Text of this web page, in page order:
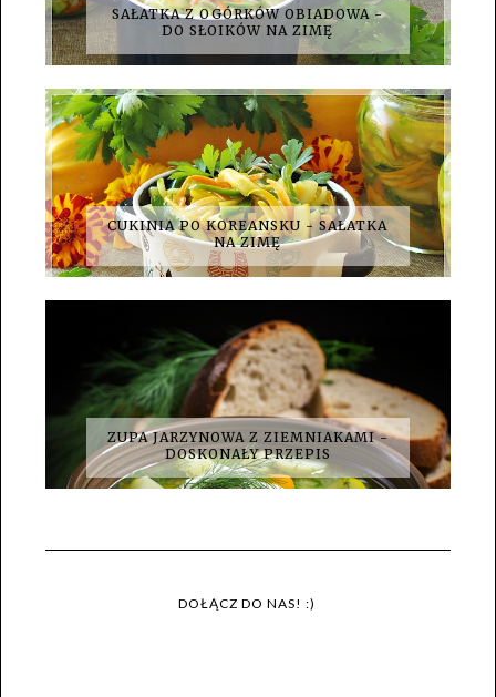
SAŁATKA Z OGÓRKÓW OBIADOWA -
DO SŁOIKÓW NA ZIMĘ
CUKINIA PO KOREANSKU - SAŁATKA
NA ZIMĘ
ZUPA JARZYNOWA Z ZIEMNIAKAMI -
DOSKONAŁY PRZEPIS
DOŁĄCZ DO NAS! :)